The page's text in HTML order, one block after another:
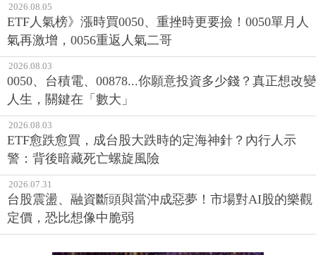
2026.08.05
ETF人氣榜》漲時買0050、重挫時更要撿！0050單月人
氣再激增，0056重返人氣二哥
2026.08.03
0050、台積電、00878...你願意投資多少錢？真正想改變
人生，關鍵在「數大」
2026.08.03
ETF愈跌愈買，成台股大跌時的定海神針？內行人示
警：背後暗藏死亡螺旋風險
2026.07.31
台股震盪、融資斷頭與當沖成惡夢！市場對AI股的樂觀
定價，恐比想像中脆弱